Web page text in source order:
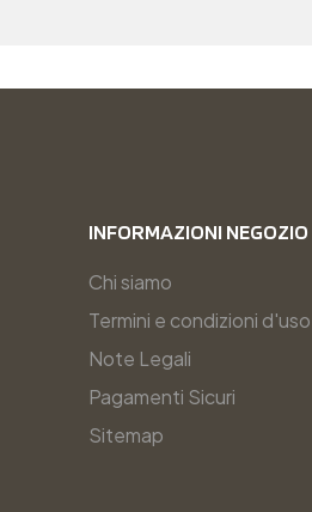
INFORMAZIONI NEGOZIO​
Chi siamo
Termini e condizioni d'uso
Note Legali
Pagamenti Sicuri
Sitemap